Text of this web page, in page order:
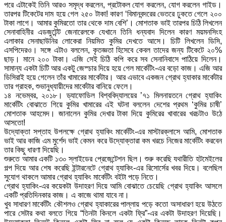
পরে এটাকেই তিনি আরও সমৃদ্ধ করলেন, প্রটোকল যোগ করলেন, যোগ করলেন গাইড।
তারপর টিকেটের দাম হয়ে গেল ২৫০ টাকা! কারণ ‘বিমানবন্দরের ভেতরে ঢুকতে গেলে ২০০
টাকা লাগে। আমার কুমিরতো তার থেকে দাম বেশি’। মোশতাক ভাই তারপর চিঠি লিখলেন
সেনাবাহিনীর এডজুটেন্ট জেনারেলকে যেখানে তিনি ধন্যবাদ দিলেন কারণ ময়মনসিংহ
এলাকার সেনাছাউনির লোকেরা নিয়মিত কুমির দেখতে আসে। চিটি লিখলেন ডিসি,
এসপিদেরও। সঙ্গে এটাও বললেন, কৃতজ্ঞতা হিসেবে কেবল তাদের জন্য টিকেটে ২০%
ছাড়। মানে ২০০ টাকা। এজি সেই চিঠি কপি করে সব সেনানিবাসে পাঠিয়ে দিলেন।
সামান্য একটা চিটি আর একটু জেস্চার দিয়ে হয়ে গেল মার্কেটিং-এর বড়ো কাজ। এজি আর
ডিসিরাই হয়ে গেলেন তাঁর খামারের মার্কেটার। আর এভাবে একজন গ্রোথ হ্যাকার মার্কেটার
তার গ্রাহক, শুভানুধ্যায়ীদের মার্কেটার বানিয়ে ফেলে।
১৪ নভেম্বর, ২০১৮। ড্যাফোডিল বিশ্ববিদ্যালয়ের ’৭১ মিলনায়তনে গ্রোথ হ্যাকিং
মার্কেটিং বোঝাতে গিয়ে কুমির খামারের এই ঘটনা বললেন দেশের প্রথম ‘কুমির চাষী’
মোশতাক আহমেদ। জানালেন কুমির দেখার টাকা দিয়ে কুমিরের খাবারের খরচটাও উঠে
আসতো!
উদ্যোক্তা সপ্তাহ উপলক্ষে গ্রোথ হ্যাকিং মার্কেটিং-এর মাস্টারক্লাসে আমি, মোশতাক
ভাই আর কাজি এম মুর্শেদ ভাই কেমন করে উদ্যোক্তারা কম খরচে নিজের মার্কেটিং করবেন
তার কিছু ধারণা দিয়েছি।
শুরুতে আমার একটি ১৩০ স্লাইডের প্রেজেন্টেশন ছিল। শুরু করেছি যথারীতি হটমেইলের
গল্প দিয়ে আর শেষ করেছি ইন্টারনেটে গ্রোথ হ্যাকিং-এর রিসোর্সের খবর দিয়ে। বলেছিল
সুযোগ থাকলে আমার গ্রোথ হ্যাকিং মার্কেটিং বইটা পড়ে নিতে।
গ্রোথ হ্যাকিং-এর কয়েকটা উদাহরণ দিয়ে আমি বোঝাতে চেয়েছি গ্রোথ হ্যাকিং আসলে
একটি প্রতিদিনকার কাজ। এ কাজে থামা যাবে না।
খুব সাধারণ মার্কেটিং কৌশলও গ্রোথ হ্যাকারের পাল্লায় পড়ে কতো অসাধারণ হয়ে উঠতে
পারে সেটার কথা বলতে গিয়ে “তিনটা কিনলে একটা ফ্রি”-এর একটা উদাহরণ দিয়েছি।